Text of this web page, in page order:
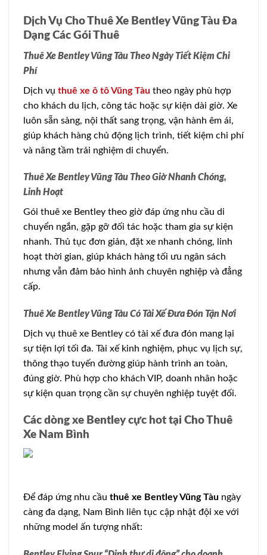
Dịch Vụ Cho Thuê Xe Bentley Vũng Tàu Đa
Dạng Các Gói Thuê
Thuê Xe Bentley Vũng Tàu Theo Ngày Tiết Kiệm Chi
Phí
Dịch vụ thuê xe ô tô Vũng Tàu theo ngày phù hợp
cho khách du lịch, công tác hoặc sự kiện dài giờ. Xe
luôn sẵn sàng, nội thất sang trọng, vận hành êm ái,
giúp khách hàng chủ động lịch trình, tiết kiệm chi phí
và nâng tầm trải nghiệm di chuyển.
Thuê Xe Bentley Vũng Tàu Theo Giờ Nhanh Chóng,
Linh Hoạt
Gói thuê xe Bentley theo giờ đáp ứng nhu cầu di
chuyển ngắn, gặp gỡ đối tác hoặc tham gia sự kiện
nhanh. Thủ tục đơn giản, đặt xe nhanh chóng, linh
hoạt thời gian, giúp khách hàng tối ưu ngân sách
nhưng vẫn đảm bảo hình ảnh chuyên nghiệp và đẳng
cấp.
Thuê Xe Bentley Vũng Tàu Có Tài Xế Đưa Đón Tận Nơi
Dịch vụ thuê xe Bentley có tài xế đưa đón mang lại
sự tiện lợi tối đa. Tài xế kinh nghiệm, phục vụ lịch sự,
thông thạo tuyến đường giúp hành trình an toàn,
đúng giờ. Phù hợp cho khách VIP, doanh nhân hoặc
sự kiện quan trọng cần sự chuyên nghiệp tuyệt đối.
Các dòng xe Bentley cực hot tại Cho Thuê
Xe Nam Bình
Để đáp ứng nhu cầu thuê xe Bentley Vũng Tàu ngày
càng đa dạng, Nam Bình liên tục cập nhật đội xe với
những model ấn tượng nhất: